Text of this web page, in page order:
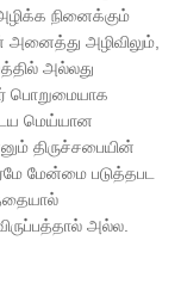
நினைக்கும்
அனைத்து அழிவிலும்,
அல்லது
பொறுமையாக
மெய்யான
திருச்சபையின்
மேன்மை படுத்தபட
அல்ல.